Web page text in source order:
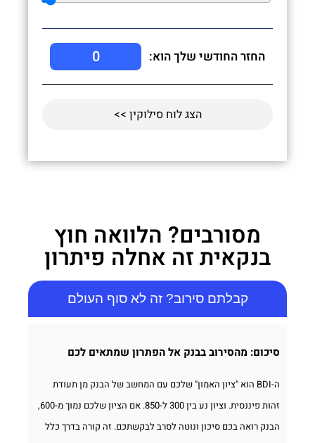
החזר החודשי שלך הוא: 0
הצג לוח סילוקין >>
מסורבים? הלוואה חוץ
בנקאית זה אחלה פיתרון
קבלתם סירוב? זה לא סוף העולם
סיכום: מהסירוב בבנק אל הפתרון שמתאים לכם
ה-BDI הוא "ציון האמון" שלכם עם המחשב של הבנק מן תעודת
זהות פיננסית. וציון נע בין 300 ל-850. אם הציון שלכם נמוך מ-600,
הבנק רואה בכם סיכון ונוטה לסרב לבקשתכם. זה קורה בדרך כלל